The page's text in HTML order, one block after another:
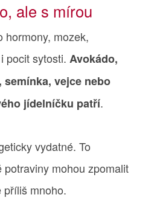
ale s mírou
hormony, mozek,
pocit sytosti. Avokádo,
vejce nebo
jídelníčku patří.
vydatné. To
mohou zpomalit
příliš mnoho.